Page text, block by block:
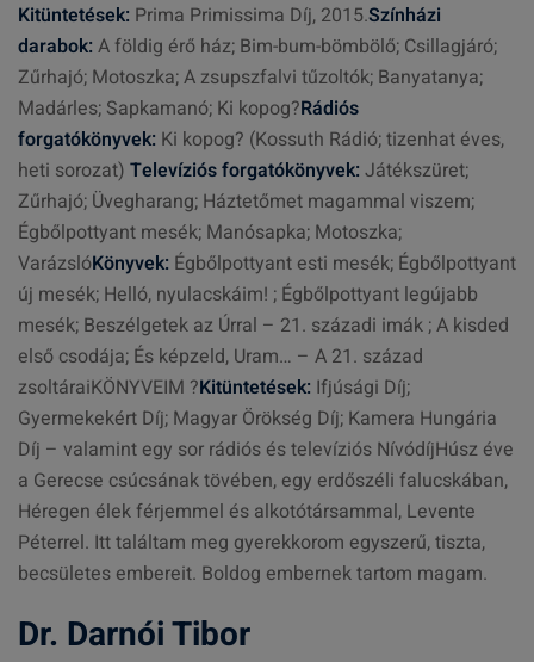
Kitüntetések: Prima Primissima Díj, 2015.Színházi
darabok: A földig érő ház; Bim-bum-bömbölő; Csillagjáró;
Zűrhajó; Motoszka; A zsupszfalvi tűzoltók; Banyatanya;
Madárles; Sapkamanó; Ki kopog?Rádiós
forgatókönyvek: Ki kopog? (Kossuth Rádió; tizenhat éves,
heti sorozat) Televíziós forgatókönyvek: Játékszüret;
Zűrhajó; Üvegharang; Háztetőmet magammal viszem;
Égbőlpottyant mesék; Manósapka; Motoszka;
VarázslóKönyvek: Égbőlpottyant esti mesék; Égbőlpottyant
új mesék; Helló, nyulacskáim! ; Égbőlpottyant legújabb
mesék; Beszélgetek az Úrral – 21. századi imák ; A kisded
első csodája; És képzeld, Uram… – A 21. század
zsoltáraiKÖNYVEIM ?Kitüntetések: Ifjúsági Díj;
Gyermekekért Díj; Magyar Örökség Díj; Kamera Hungária
Díj – valamint egy sor rádiós és televíziós NívódíjHúsz éve
a Gerecse csúcsának tövében, egy erdőszéli falucskában,
Héregen élek férjemmel és alkotótársammal, Levente
Péterrel. Itt találtam meg gyerekkorom egyszerű, tiszta,
becsületes embereit. Boldog embernek tartom magam.
Dr. Darnói Tibor